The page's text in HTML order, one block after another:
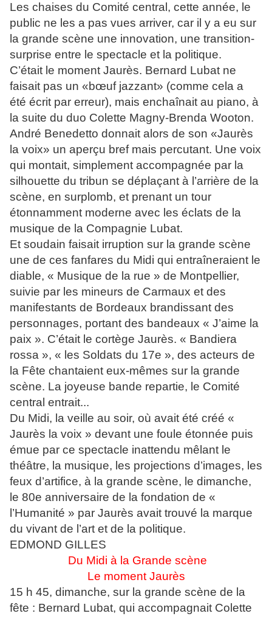
Les chaises du Comité central, cette année, le
public ne les a pas vues arriver, car il y a eu sur
la grande scène une innovation, une transition-
surprise entre le spectacle et la politique.
C’était le moment Jaurès. Bernard Lubat ne
faisait pas un «bœuf jazzant» (comme cela a
été écrit par erreur), mais enchaînait au piano, à
la suite du duo Colette Magny-Brenda Wooton.
André Benedetto donnait alors de son «Jaurès
la voix» un aperçu bref mais percutant. Une voix
qui montait, simplement accompagnée par la
silhouette du tribun se déplaçant à l’arrière de la
scène, en surplomb, et prenant un tour
étonnamment moderne avec les éclats de la
musique de la Compagnie Lubat.
Et soudain faisait irruption sur la grande scène
une de ces fanfares du Midi qui entraîneraient le
diable, « Musique de la rue » de Montpellier,
suivie par les mineurs de Carmaux et des
manifestants de Bordeaux brandissant des
personnages, portant des bandeaux « J’aime la
paix ». C’était le cortège Jaurès. « Bandiera
rossa », « les Soldats du 17e », des acteurs de
la Fête chantaient eux-mêmes sur la grande
scène. La joyeuse bande repartie, le Comité
central entrait...
Du Midi, la veille au soir, où avait été créé «
Jaurès la voix » devant une foule étonnée puis
émue par ce spectacle inattendu mêlant le
théâtre, la musique, les projections d’images, les
feux d’artifice, à la grande scène, le dimanche,
le 80e anniversaire de la fondation de «
l’Humanité » par Jaurès avait trouvé la marque
du vivant de l’art et de la politique.
EDMOND GILLES
Du Midi à la Grande scène
Le moment Jaurès
15 h 45, dimanche, sur la grande scène de la
fête : Bernard Lubat, qui accompagnait Colette